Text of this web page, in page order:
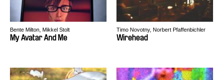
Bente Milton, Mikkel Stolt
My Avatar And Me
Timo Novotny, Norbert Pfaffenbichler
Wirehead